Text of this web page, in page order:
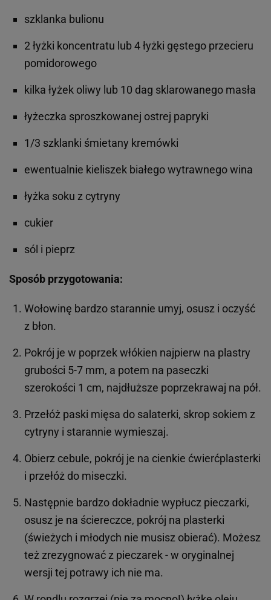
szklanka bulionu
2 łyżki koncentratu lub 4 łyżki gęstego przecieru
pomidorowego
kilka łyżek oliwy lub 10 dag sklarowanego masła
łyżeczka sproszkowanej ostrej papryki
1/3 szklanki śmietany kremówki
ewentualnie kieliszek białego wytrawnego wina
łyżka soku z cytryny
cukier
sól i pieprz
Sposób przygotowania:
Wołowinę bardzo starannie umyj, osusz i oczyść
z błon.
Pokrój je w poprzek włókien najpierw na plastry
grubości 5-7 mm, a potem na paseczki
szerokości 1 cm, najdłuższe poprzekrawaj na pół.
Przełóż paski mięsa do salaterki, skrop sokiem z
cytryny i starannie wymieszaj.
Obierz cebule, pokrój je na cienkie ćwierćplasterki
i przełóż do miseczki.
Następnie bardzo dokładnie wypłucz pieczarki,
osusz je na ściereczce, pokrój na plasterki
(świeżych i młodych nie musisz obierać). Możesz
też zrezygnować z pieczarek - w oryginalnej
wersji tej potrawy ich nie ma.